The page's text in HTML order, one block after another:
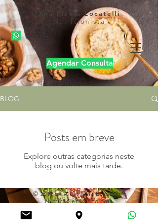
Agendar Consulta
Ana Flávia Locatelli
Nutricionista
BLOG
Posts em breve
Explore outras categorias neste
blog ou volte mais tarde.
© 2019 by Ana Flávia Locatelli l
Nutrição em Oncologia